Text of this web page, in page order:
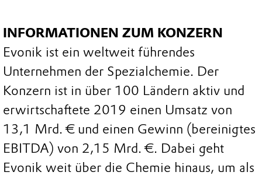
INFORMATIONEN ZUM KONZERN
Evonik ist ein weltweit führendes
Unternehmen der Spezialchemie. Der
Konzern ist in über 100 Ländern aktiv und
erwirtschaftete 2019 einen Umsatz von
13,1 Mrd. € und einen Gewinn (bereinigtes
EBITDA) von 2,15 Mrd. €. Dabei geht
Evonik weit über die Chemie hinaus, um als